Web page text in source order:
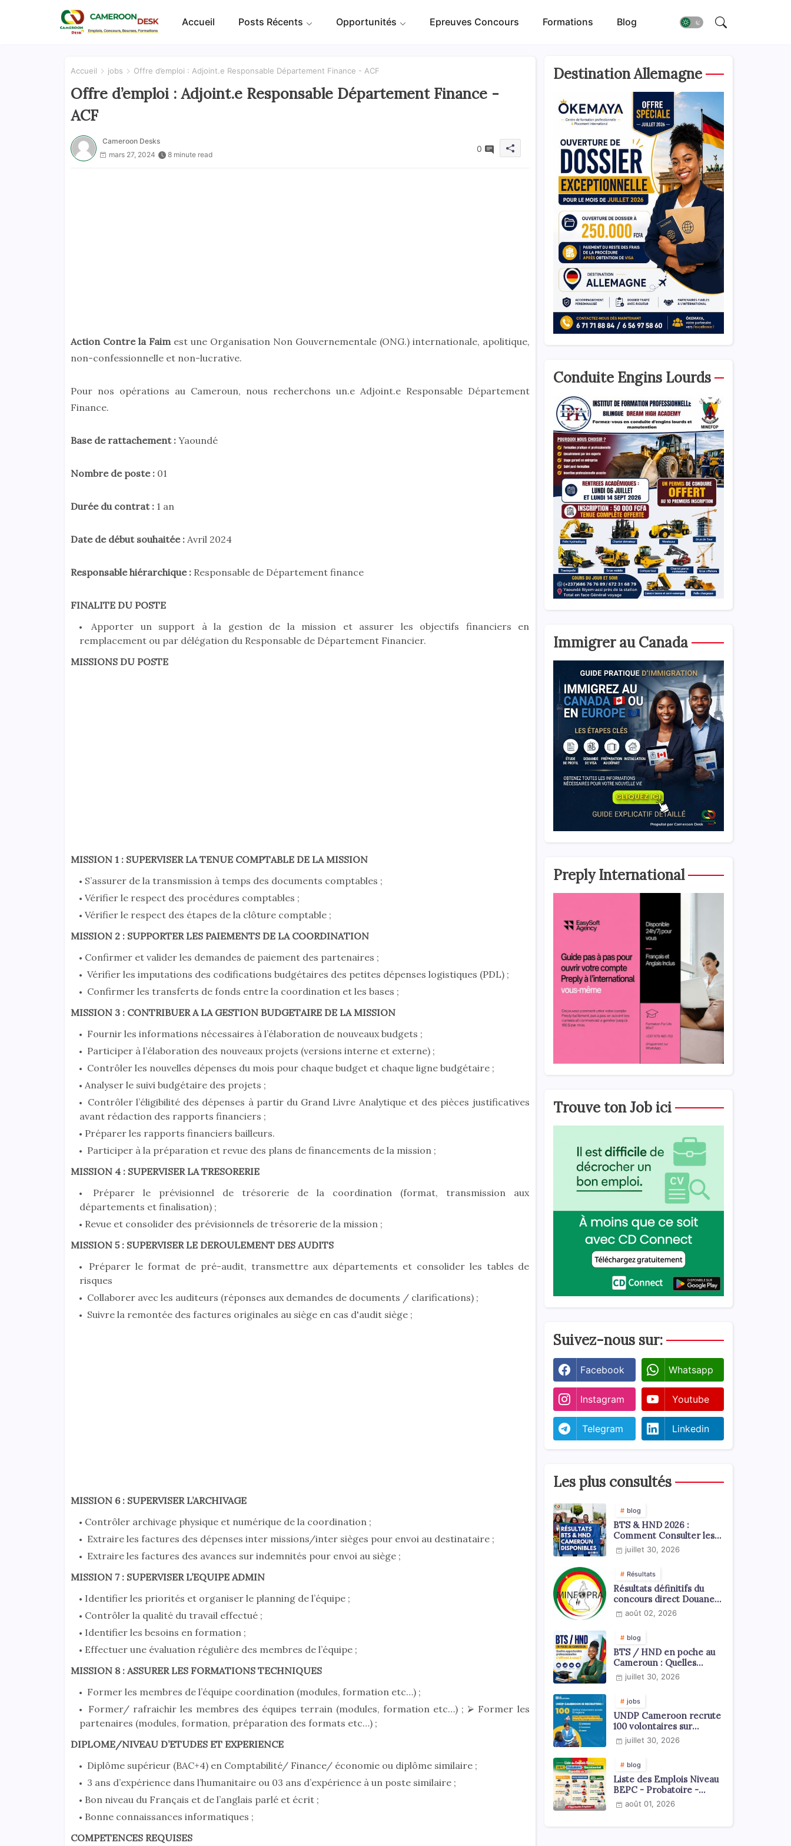
Accueil Posts Récents Opportunités Epreuves Concours Formations Blog
Accueil jobs Offre d’emploi : Adjoint.e Responsable Département Finance - ACF
Offre d’emploi : Adjoint.e Responsable Département Finance -
ACF
Cameroon Desks
mars 27, 2024
8 minute read
0
Action Contre la Faimest une Organisation Non Gouvernementale (ONG.) internationale, apolitique,
non-confessionnelle et non-lucrative.
Pour nos opérations au Cameroun, nous recherchons un.e Adjoint.e Responsable Département
Finance.
Base de rattachement : Yaoundé
Nombre de poste :01
Durée du contrat : 1 an
Date de début souhaitée : Avril 2024
Responsable hiérarchique :Responsable de Département finance
FINALITE DU POSTE
Apporter un support à la gestion de la mission et assurer les objectifs financiers en
remplacement ou par délégation du Responsable de Département Financier.
MISSIONS DU POSTE
MISSION 1 : SUPERVISER LA TENUE COMPTABLE DE LA MISSION
S’assurer de la transmission à temps des documents comptables ;
Vérifier le respect des procédures comptables ;
Vérifier le respect des étapes de la clôture comptable ;
MISSION 2 : SUPPORTER LES PAIEMENTS DE LA COORDINATION
Confirmer et valider les demandes de paiement des partenaires ;
Vérifier les imputations des codifications budgétaires des petites dépenses logistiques (PDL) ;
Confirmer les transferts de fonds entre la coordination et les bases ;
MISSION 3 : CONTRIBUER A LA GESTION BUDGETAIRE DE LA MISSION
Fournir les informations nécessaires à l’élaboration de nouveaux budgets ;
Participer à l’élaboration des nouveaux projets (versions interne et externe) ;
Contrôler les nouvelles dépenses du mois pour chaque budget et chaque ligne budgétaire ;
Analyser le suivi budgétaire des projets ;
Contrôler l’éligibilité des dépenses à partir du Grand Livre Analytique et des pièces justificatives
avant rédaction des rapports financiers ;
Préparer les rapports financiers bailleurs.
Participer à la préparation et revue des plans de financements de la mission ;
MISSION 4 : SUPERVISER LA TRESORERIE
Préparer le prévisionnel de trésorerie de la coordination (format, transmission aux
départements et finalisation) ;
Revue et consolider des prévisionnels de trésorerie de la mission ;
MISSION 5 : SUPERVISER LE DEROULEMENT DES AUDITS
Préparer le format de pré-audit, transmettre aux départements et consolider les tables de
risques
Collaborer avec les auditeurs (réponses aux demandes de documents / clarifications) ;
Suivre la remontée des factures originales au siège en cas d'audit siège ;
MISSION 6 : SUPERVISER L’ARCHIVAGE
Contrôler archivage physique et numérique de la coordination ;
Extraire les factures des dépenses inter missions/inter sièges pour envoi au destinataire ;
Extraire les factures des avances sur indemnités pour envoi au siège ;
MISSION 7 : SUPERVISER L’EQUIPE ADMIN
Identifier les priorités et organiser le planning de l’équipe ;
Contrôler la qualité du travail effectué ;
Identifier les besoins en formation ;
Effectuer une évaluation régulière des membres de l’équipe ;
MISSION 8 : ASSURER LES FORMATIONS TECHNIQUES
Former les membres de l’équipe coordination (modules, formation etc…) ;
Former/ rafraichir les membres des équipes terrain (modules, formation etc…) ; ⮚ Former les
partenaires (modules, formation, préparation des formats etc…) ;
DIPLOME/NIVEAU D’ETUDES ET EXPERIENCE
Diplôme supérieur (BAC+4) en Comptabilité/ Finance/ économie ou diplôme similaire ;
3 ans d’expérience dans l’humanitaire ou 03 ans d’expérience à un poste similaire ;
Bon niveau du Français et de l’anglais parlé et écrit ;
Bonne connaissances informatiques ;
COMPETENCES REQUISES
Destination Allemagne
Conduite Engins Lourds
Immigrer au Canada
Preply International
Trouve ton Job ici
Suivez-nous sur:
Facebook Whatsapp
Instagram Youtube
Telegram Linkedin
Les plus consultés
blog
BTS & HND 2026 :
Comment Consulter les
Résultats ?
juillet 30, 2026
Résultats
Résultats définitifs du
concours direct Douanes
2026août 02, 2026
blog
BTS / HND en poche au
Cameroun : Quelles
opportunités
professionnelles s'offrent
juillet 30, 2026
jobs
UNDP Cameroon recrute
100 volontaires sur
l'échelle du territoire
national
juillet 30, 2026
blog
Liste des Emplois Niveau
BEPC - Probatoire -
Baccalauréat dispoblible
en 2026
août 01, 2026